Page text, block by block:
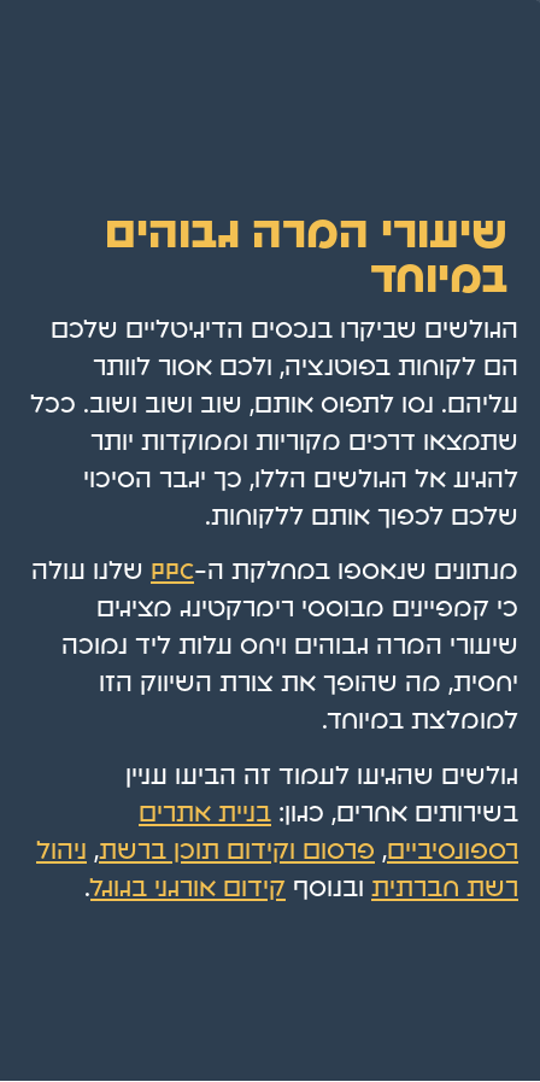
שיעורי המרה גבוהים
במיוחד
הגולשים שביקרו בנכסים הדיגיטליים שלכם
הם לקוחות בפוטנציה, ולכם אסור לוותר
עליהם. נסו לתפוס אותם, שוב ושוב ושוב. ככל
שתמצאו דרכים מקוריות וממוקדות יותר
להגיע אל הגולשים הללו, כך יגבר הסיכוי
שלכם לכפוך אותם ללקוחות.
מנתונים שנאספו במחלקת ה-PPC שלנו עולה
כי קמפיינים מבוססי רימרקטינג מציגים
שיעורי המרה גבוהים ויחס עלות ליד נמוכה
יחסית, מה שהופך את צורת השיווק הזו
למומלצת במיוחד.
גולשים שהגיעו לעמוד זה הביעו עניין
בשירותים אחרים, כגון: בניית אתרים
רספונסיביים, פרסום וקידום תוכן ברשת, ניהול
רשת חברתית ובנוסף קידום אורגני בגוגל.